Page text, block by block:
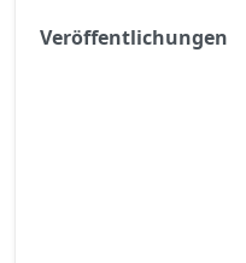
Veröffentlichungen